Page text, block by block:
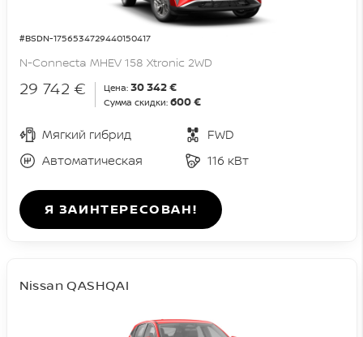
#BSDN-1756534729440150417
N-Connecta MHEV 158 Xtronic 2WD
29 742 € Цена: 30 342 €
Сумма скидки: 600 €
Мягкий гибрид
FWD
Автоматическая
116 кВт
Я ЗАИНТЕРЕСОВАН!
Nissan QASHQAI